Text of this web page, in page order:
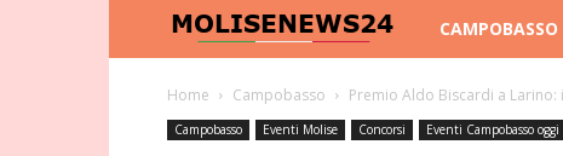
Molise
News
24
CAMPOBASSO
Home Campobasso Premio Aldo Biscardi a
Campobasso Eventi Molise Concorsi Eventi Campobasso oggi